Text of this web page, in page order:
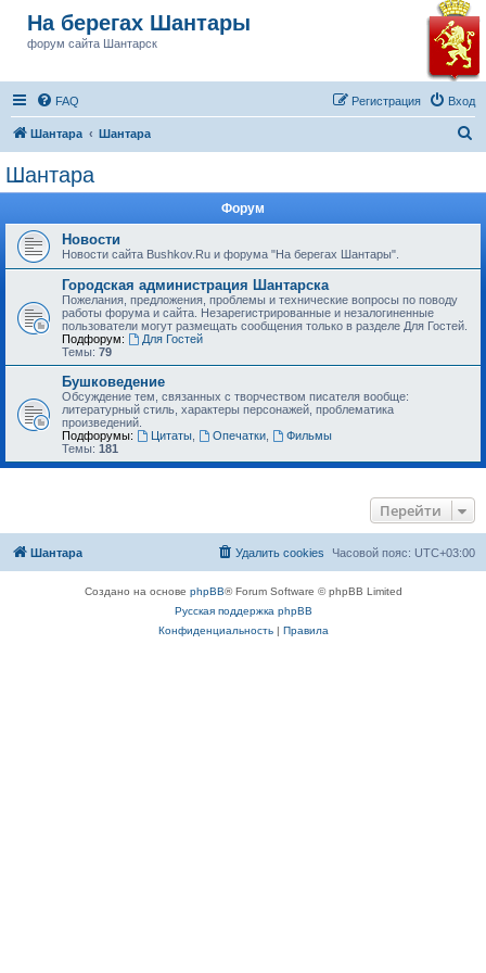
На берегах Шантары
форум сайта Шантарск
FAQ Вход
Регистрация
Шантара Шантара
Шантара
Форум
Новости
Новости сайта Bushkov.Ru и форума "На берегах Шантары".
Городская администрация Шантарска
Пожелания, предложения, проблемы и технические вопросы по поводу
работы форума и сайта. Незарегистрированные и незалогиненные
пользователи могут размещать сообщения только в разделе Для Гостей.
Подфорум:
Для Гостей
Темы: 79
Бушковедение
Обсуждение тем, связанных с творчеством писателя вообще:
литературный стиль, характеры персонажей, проблематика
произведений.
Подфорумы:
Цитаты, Опечатки,
Фильмы
Темы: 181
Перейти
Шантара Часовой пояс: UTC+03:00
Удалить cookies
Создано на основе phpBB® Forum Software © phpBB Limited
Русская поддержка phpBB
Конфиденциальность| Правила